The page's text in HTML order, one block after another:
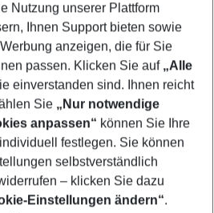
more filter
Nutzung unserer Plattform
Ihnen Support bieten sowie
anzeigen, die für Sie
passen. Klicken Sie auf „Alle
einverstanden sind. Ihnen reicht
Sie „Nur notwendige
anpassen“ können Sie Ihre
festlegen. Sie können
selbstverständlich
– klicken Sie dazu
Einstellungen ändern“.